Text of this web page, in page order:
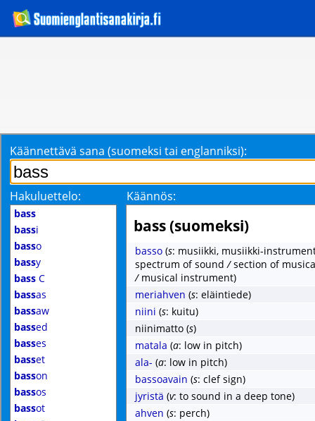
Käännettävä sana (suomeksi tai englanniksi):
Hakuluettelo: Käännös:
bass
bassi
basso
bassy
bass C
bassas
bassaw
bassed
basses
basset
basson
bassos
bassot
bass (suomeksi)
basso (s: musiikki, musiikki-
spectrum of sound/section of
/ musical instrument)
meriahven (s: eläintiede)
niini (s: kuitu)
niinimatto (s)
matala (a: low in pitch)
ala- (a: low in pitch)
bassoavain (s: clef sign)
jyristä (v: to sound in a deep tone)
ahven (s: perch)